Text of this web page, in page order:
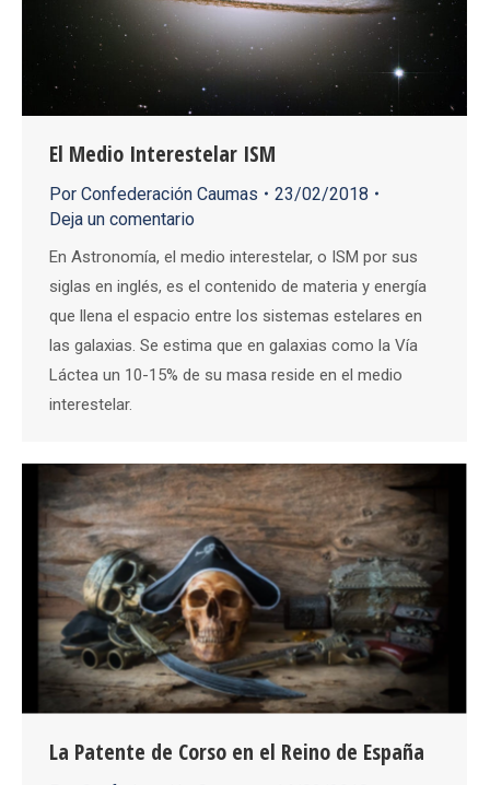
El Medio Interestelar ISM
Por Confederación Caumas
23/02/2018
Deja un comentario
En Astronomía, el medio interestelar, o ISM por sus
siglas en inglés, es el contenido de materia y energía
que llena el espacio entre los sistemas estelares en
las galaxias. Se estima que en galaxias como la Vía
Láctea un 10-15% de su masa reside en el medio
interestelar.
La Patente de Corso en el Reino de España